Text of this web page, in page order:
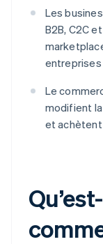
Les
B2B, C2C
entreprises
Le
modifient
et achètent